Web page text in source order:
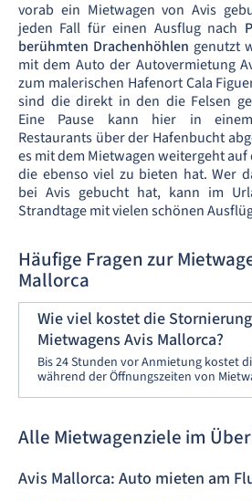
vorab ein Mietwagen von Avis
jeden Fall für einen Ausflug nach
berühmten Drachenhöhlen genutzt
mit dem Auto der Autovermietung
zum malerischen Hafenort Cala
sind die direkt in den die Felsen
Eine Pause kann hier in
Restaurants über der Hafenbucht
es mit dem Mietwagen weitergeht auf
die ebenso viel zu bieten hat. Wer
bei Avis gebucht hat, kann im
Strandtage mit vielen schönen
Häufige Fragen zur
Mallorca
Wie viel kostet die
Mietwagens Avis Mallorca?
Bis 24 Stunden vor Anmietung kostet
während der Öffnungszeiten von
Alle Mietwagenziele im
Avis Mallorca: Auto mieten am